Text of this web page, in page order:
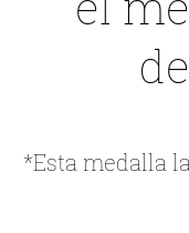
*Esta medalla